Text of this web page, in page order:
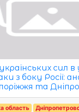
сил в
з боку Росії:
та
область